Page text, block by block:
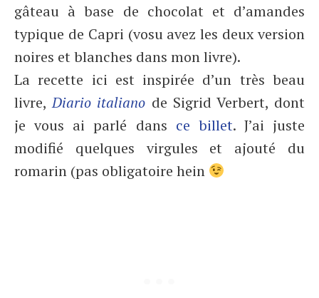
gâteau à base de chocolat et d’amandes
typique de Capri (vosu avez les deux version
noires et blanches dans mon livre).
La recette ici est inspirée d’un très beau
livre,Diario italiano de Sigrid Verbert, dont
je vous ai parlé dans ce billet. J’ai juste
modifié quelques virgules et ajouté du
romarin (pas obligatoire hein